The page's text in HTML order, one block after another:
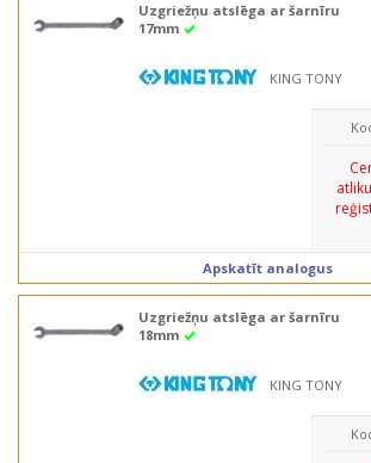
Uzgriežņu atslēga ar šarnīru
17mm
KING TONY
Apskatīt analogus
Uzgriežņu atslēga ar šarnīru
18mm
KING TONY